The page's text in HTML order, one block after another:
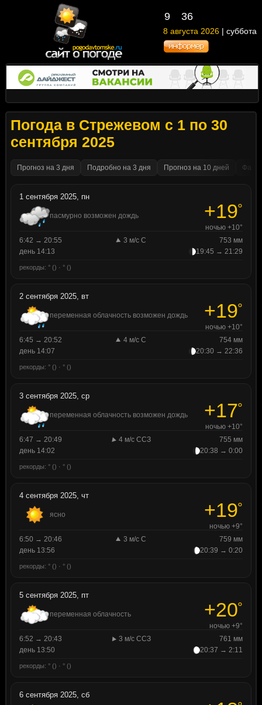
9 36
8 августа 2026 | суббота
Погода в Стрежевом с 1 по 30
сентября 2025
Прогноз на 3 дня Подробно на 3 дня Прогноз на 10 дней
1 сентября 2025, пн
пасмурно возможен дождь +19°
ночью +10°
6:42 → 20:55
3 м/с С
753 мм
день 14:13
19:45 → 21:29
рекорды: ° () · ° ()
2 сентября 2025, вт
переменная облачность возможен дождь +19°
ночью +10°
6:45 → 20:52
4 м/с С
754 мм
день 14:07
20:30 → 22:36
рекорды: ° () · ° ()
3 сентября 2025, ср
переменная облачность возможен дождь +17°
ночью +10°
6:47 → 20:49
4 м/с ССЗ
755 мм
день 14:02
20:38 → 0:00
рекорды: ° () · ° ()
4 сентября 2025, чт
ясно +19°
ночью +9°
6:50 → 20:46
3 м/с С
759 мм
день 13:56
20:39 → 0:20
рекорды: ° () · ° ()
5 сентября 2025, пт
переменная облачность +20°
ночью +9°
6:52 → 20:43
3 м/с ССЗ
761 мм
день 13:50
20:37 → 2:11
рекорды: ° () · ° ()
6 сентября 2025, сб